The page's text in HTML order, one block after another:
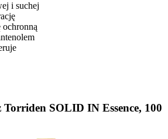
i suchej
ochronną
Torriden SOLID IN Essence, 100